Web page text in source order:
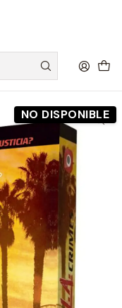
a Regiones sobre
Games
en LA - Español
NO DISPONIBLE